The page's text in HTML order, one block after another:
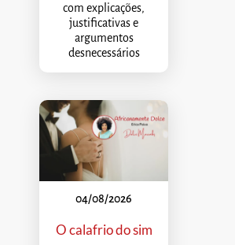
com explicações,
justificativas e
argumentos
desnecessários
04/08/2026
O calafrio do sim